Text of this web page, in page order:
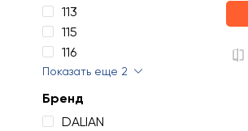
113
115
116
Показать еще 2
Бренд
DALIAN